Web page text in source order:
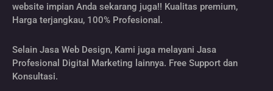
website impian Anda sekarang juga!! Kualitas premium,
Harga terjangkau, 100% Profesional.
Selain Jasa Web Design, Kami juga melayani Jasa
Profesional Digital Marketing lainnya. Free Support dan
Konsultasi.